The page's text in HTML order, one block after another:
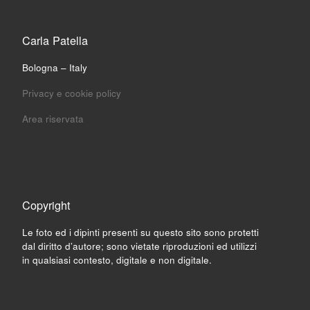
Carla Patella
Bologna – Italy
Privacy e cookie policy
Area riservata
Copyright
Le foto ed i dipinti presenti su questo sito sono protetti
dal diritto d’autore; sono vietate riproduzioni ed utilizzi
in qualsiasi contesto, digitale e non digitale.